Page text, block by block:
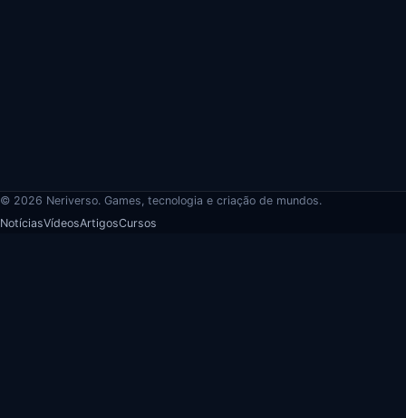
© 2026 Neriverso. Games, tecnologia e criação de mundos.
NotíciasVídeosArtigosCursos